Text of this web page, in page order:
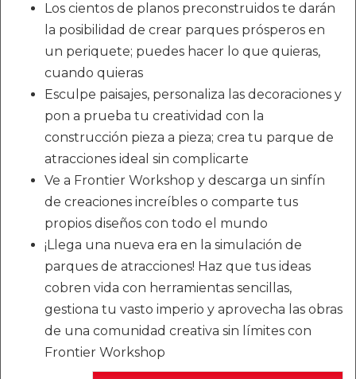
Los cientos de planos preconstruidos te darán
la posibilidad de crear parques prósperos en
un periquete; puedes hacer lo que quieras,
cuando quieras
Esculpe paisajes, personaliza las decoraciones y
pon a prueba tu creatividad con la
construcción pieza a pieza; crea tu parque de
atracciones ideal sin complicarte
Ve a Frontier Workshop y descarga un sinfín
de creaciones increíbles o comparte tus
propios diseños con todo el mundo
¡Llega una nueva era en la simulación de
parques de atracciones! Haz que tus ideas
cobren vida con herramientas sencillas,
gestiona tu vasto imperio y aprovecha las obras
de una comunidad creativa sin límites con
Frontier Workshop